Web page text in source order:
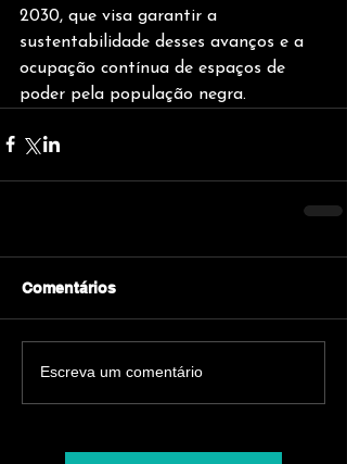
2030, que visa garantir a
sustentabilidade desses avanços e a
ocupação contínua de espaços de
poder pela população negra.
Comentários
Escreva um comentário